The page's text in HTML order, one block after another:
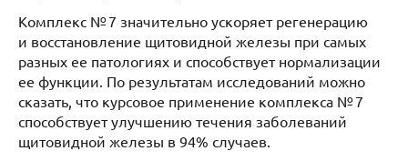
Комплекс № 7 значительно ускоряет регенерацию
и восстановление щитовидной железы при самых
разных ее патологиях и способствует нормализации
ее функции. По результатам исследований можно
сказать, что курсовое применение комплекса № 7
способствует улучшению течения заболеваний
щитовидной железы в 94% случаев.